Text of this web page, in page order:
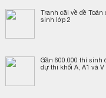
Tranh cãi về đề Toán
sinh lớp 2
Gần 600.000 thí sinh
dự thi khối A, A1 và V